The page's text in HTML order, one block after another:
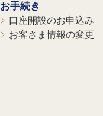
お手続き
口座開設のお申込み
お客さま情報の変更